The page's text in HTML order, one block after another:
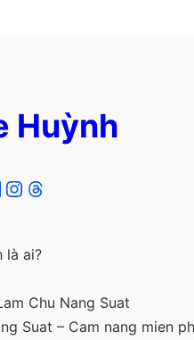
Huỳnh
Instagram Threads
là ai?
Chu Nang Suat
Suat – Cam nang mien